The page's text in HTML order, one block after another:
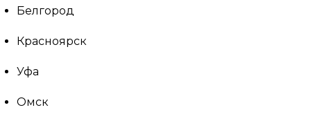
Белгород
Красноярск
Уфа
Омск